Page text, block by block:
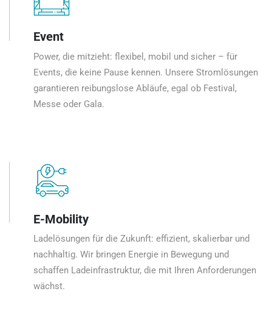
Event
Power, die mitzieht: flexibel, mobil und sicher – für
Events, die keine Pause kennen. Unsere Stromlösungen
garantieren reibungslose Abläufe, egal ob Festival,
Messe oder Gala.
E-Mobility
Ladelösungen für die Zukunft: effizient, skalierbar und
nachhaltig. Wir bringen Energie in Bewegung und
schaffen Ladeinfrastruktur, die mit Ihren Anforderungen
wächst.